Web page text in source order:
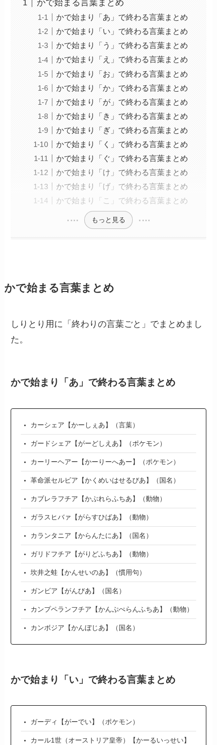
かで始まる言葉まとめ
かで始まり「あ」で終わる言葉まとめ
かで始まり「い」で終わる言葉まとめ
かで始まり「う」で終わる言葉まとめ
かで始まり「え」で終わる言葉まとめ
かで始まり「お」で終わる言葉まとめ
かで始まり「か」で終わる言葉まとめ
かで始まり「が」で終わる言葉まとめ
かで始まり「き」で終わる言葉まとめ
かで始まり「ぎ」で終わる言葉まとめ
かで始まり「く」で終わる言葉まとめ
かで始まり「ぐ」で終わる言葉まとめ
かで始まり「け」で終わる言葉まとめ
かで始まり「げ」で終わる言葉まとめ
かで始まり「こ」で終わる言葉まとめ
もっと見る
かで始まる言葉まとめ
しりとり用に「終わりの言葉ごと」でまとめまし
た。
かで始まり「あ」で終わる言葉まとめ
カーシェア【かーしぇあ】（言葉）
ガードシェア【がーどしえあ】（ポケモン）
カーリーヘアー【かーりーへあー】（ポケモン）
革命派セルビア【かくめいはせるびあ】（国名）
カブレラフチア【かぶれらふちあ】（動物）
ガラスヒバァ【がらすひばあ】（動物）
カランタニア【からんたにあ】（国名）
ガリドフチア【がりどふちあ】（動物）
坎井之蛙【かんせいのあ】（慣用句）
ガンビア【がんびあ】（国名）
カンプペランフチア【かんぷぺらんふちあ】（動物）
カンボジア【かんぼじあ】（国名）
かで始まり「い」で終わる言葉まとめ
ガーディ【がーでい】（ポケモン）
カール1世（オーストリア皇帝）【かーるいっせい】